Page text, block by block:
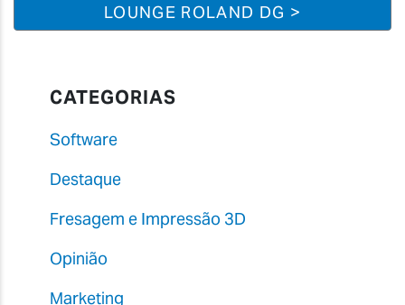
LOUNGE ROLAND DG >
CATEGORIAS
Software
Destaque
Fresagem e Impressão 3D
Opinião
Marketing